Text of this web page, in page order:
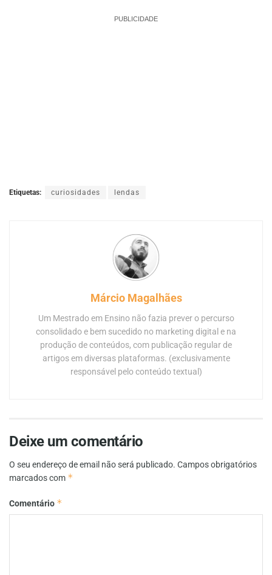
PUBLICIDADE
Etiquetas: curiosidades lendas
Márcio Magalhães
Um Mestrado em Ensino não fazia prever o percurso
consolidado e bem sucedido no marketing digital e na
produção de conteúdos, com publicação regular de
artigos em diversas plataformas. (exclusivamente
responsável pelo conteúdo textual)
Deixe um comentário
O seu endereço de email não será publicado. Campos obrigatórios
marcados com *
Comentário *